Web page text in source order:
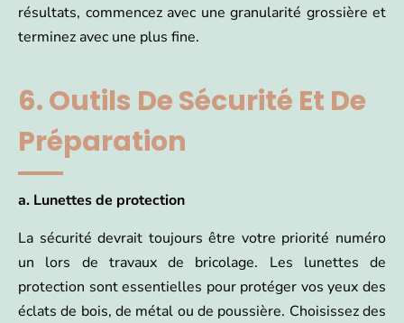
résultats, commencez avec une granularité grossière et
terminez avec une plus fine.
6. Outils De Sécurité Et De
Préparation
a. Lunettes de protection
La sécurité devrait toujours être votre priorité numéro
un lors de travaux de bricolage. Les lunettes de
protection sont essentielles pour protéger vos yeux des
éclats de bois, de métal ou de poussière. Choisissez des